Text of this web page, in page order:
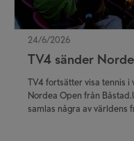
24/6/2026
TV4 sänder
TV4 fortsätter visa tennis i
Nordea Open från
samlas några av världens